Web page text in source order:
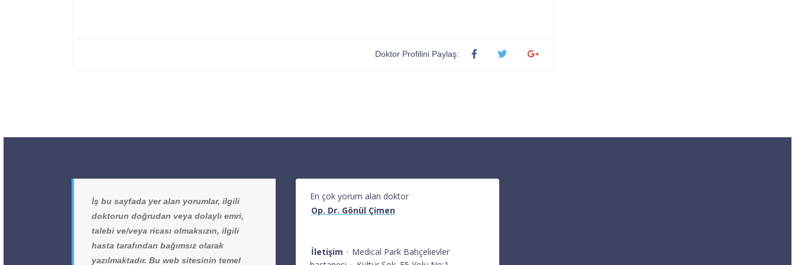
Doktor Profilini Paylaş:
İş bu sayfada yer alan yorumlar, ilgili
doktorun doğrudan veya dolaylı emri,
talebi ve/veya ricası olmaksızın, ilgili
hasta tarafından bağımsız olarak
yazılmaktadır. Bu web sitesinin temel
En çok yorum alan doktor
Op. Dr. Gönül Çimen
İletişim · Medical Park Bahçelievler